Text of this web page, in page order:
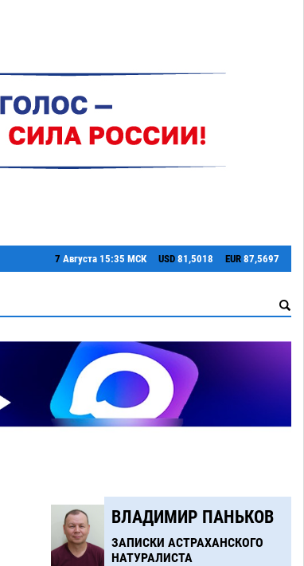
7 Августа 15:35 МСК USD 81,5018 EUR 87,5697
ВЛАДИМИР ПАНЬКОВ
ЗАПИСКИ АСТРАХАНСКОГО
НАТУРАЛИСТА